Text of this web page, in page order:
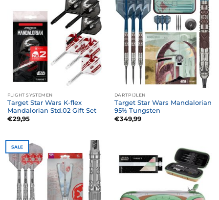
FLIGHT SYSTEMEN
Target Star Wars K-flex
Mandalorian Std.02 Gift Set
€29,95
DARTPIJLEN
Target Star Wars Mandalorian
95% Tungsten
€349,99
SALE